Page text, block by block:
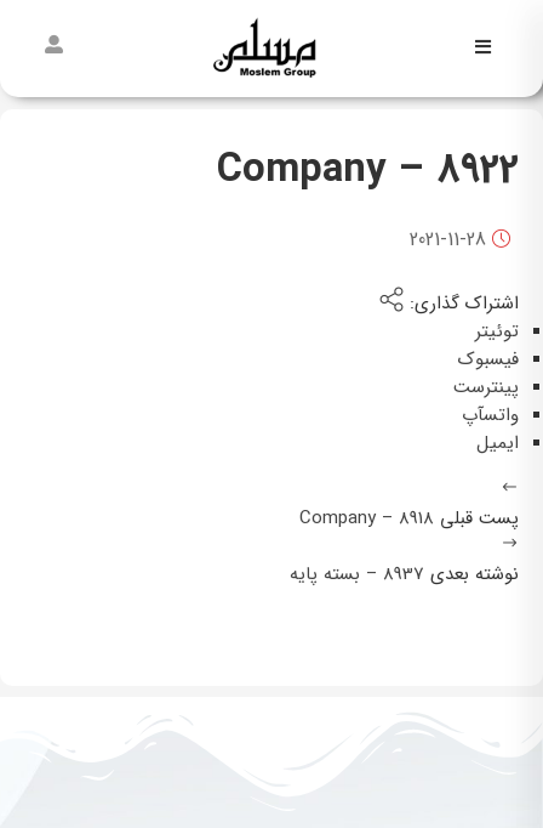
شعبان
مسلمی‌ها
پیش از
مسلم
8922 – Company
2021-11-28
اشتراک گذاری:
توئیتر
فیسبوک
پینترست
واتسآپ
ایمیل
پست قبلی 8918 – Company
نوشته بعدی 8937 – بسته پایه